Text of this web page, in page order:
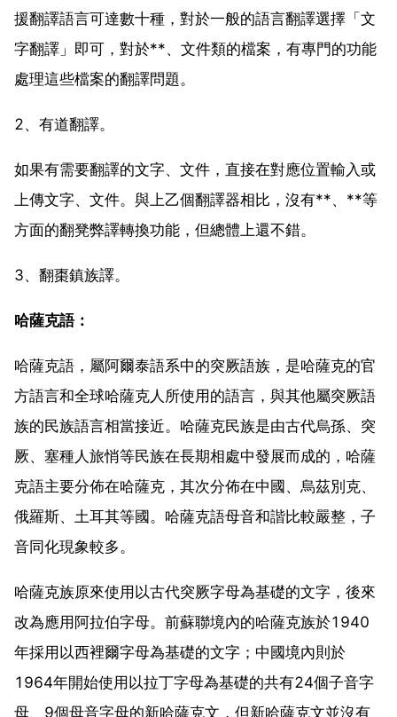
援翻譯語言可達數十種，對於一般的語言翻譯選擇「文
字翻譯」即可，對於**、文件類的檔案，有專門的功能
處理這些檔案的翻譯問題。
2、有道翻譯。
如果有需要翻譯的文字、文件，直接在對應位置輸入或
上傳文字、文件。與上乙個翻譯器相比，沒有**、**等
方面的翻凳弊譯轉換功能，但總體上還不錯。
3、翻棗鎮族譯。
哈薩克語：
哈薩克語，屬阿爾泰語系中的突厥語族，是哈薩克的官
方語言和全球哈薩克人所使用的語言，與其他屬突厥語
族的民族語言相當接近。哈薩克民族是由古代烏孫、突
厥、塞種人旅悄等民族在長期相處中發展而成的，哈薩
克語主要分佈在哈薩克，其次分佈在中國、烏茲別克、
俄羅斯、土耳其等國。哈薩克語母音和諧比較嚴整，子
音同化現象較多。
哈薩克族原來使用以古代突厥字母為基礎的文字，後來
改為應用阿拉伯字母。前蘇聯境內的哈薩克族於1940
年採用以西裡爾字母為基礎的文字；中國境內則於
1964年開始使用以拉丁字母為基礎的共有24個子音字
母、9個母音字母的新哈薩克文，但新哈薩克文並沒有